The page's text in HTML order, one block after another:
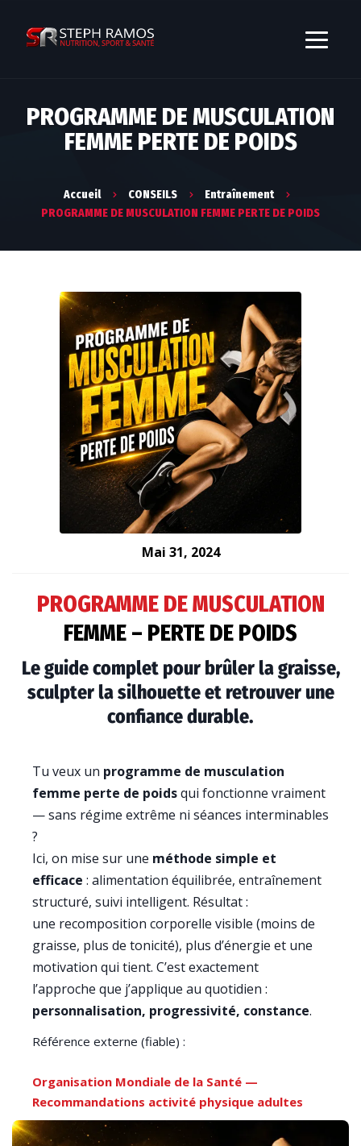
PROGRAMME DE MUSCULATION
FEMME PERTE DE POIDS
Accueil CONSEILS
Entraînement
PROGRAMME DE MUSCULATION FEMME PERTE DE POIDS
Mai 31, 2024
PROGRAMME DE MUSCULATION
FEMME – PERTE DE POIDS
Le guide complet pour brûler la graisse,
sculpter la silhouette et retrouver une
confiance durable.
Tu veux un programme de musculation
femme perte de poidsqui fonctionne vraiment
— sans régime extrême ni séances interminables
?
Ici, on mise sur une méthode simple et
efficace : alimentation équilibrée, entraînement
structuré, suivi intelligent. Résultat :
une recomposition corporelle visible (moins de
graisse, plus de tonicité), plus d’énergie et une
motivation qui tient. C’est exactement
l’approche que j’applique au quotidien :
personnalisation, progressivité, constance.
Référence externe (fiable) :
Organisation Mondiale de la Santé —
Recommandations activité physique adultes